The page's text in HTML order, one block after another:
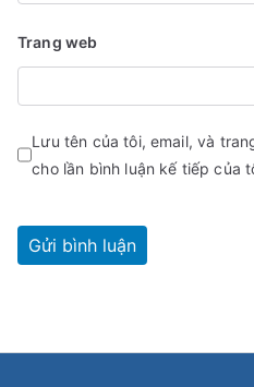
Trang web
Lưu tên của tôi, email, và
cho lần bình luận kế tiếp của